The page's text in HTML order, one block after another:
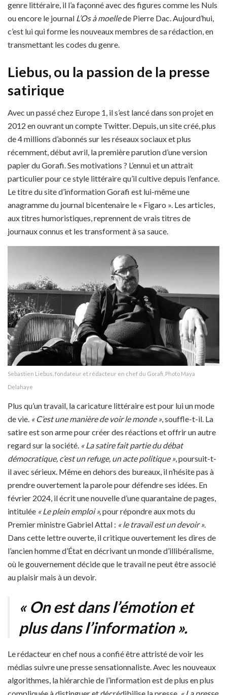
genre littéraire, il l’a façonné avec des figures comme les Nuls
ou encore le journal L’Os à moellede Pierre Dac. Aujourd’hui,
c’est lui qui forme les nouveaux membres de sa rédaction, en
transmettant les codes du genre.
Liebus, ou la passion de la presse
satirique
Avec un passé chez Europe 1, il s’est lancé dans son projet en
2012 en ouvrant un compte Twitter. Depuis, un site créé, plus
de 4 millions d’abonnés sur les réseaux sociaux et plus
récemment, début avril, la première parution d’une version
papier du Gorafi. Ses motivations ? L’ennui et un attrait
particulier pour ce style littéraire qu’il cultive depuis l’enfance.
Le titre du site d’information Gorafi est lui-même une
anagramme du journal bicentenaire le « Figaro ». Les articles,
aux titres humoristiques, reprennent de vrais titres de
journaux connus et les transforment à sa sauce.
Sebastien Liebus, fondateur et rédacteur en chef du Gorafi, Photo Maya
Delahaye
Plus qu’un travail, la caricature littéraire est pour lui un mode
de vie. « C’est une manière de voir le monde », souffle-t-il. La
satire est son arme pour créer des réactions et offrir un autre
regard sur la société. « La satire fait partie du débat
démocratique, c’est un refuge, un acte politique », poursuit-t-
il avec sérieux. Même en dehors des bureaux, il n’hésite pas à
prendre ouvertement la parole pour défendre ses idées. En
février 2024, il écrit une nouvelle d’une quarantaine de pages,
intitulée « Le plein emploi »,pour répondre aux mots du
Premier ministre Gabriel Attal : « le travail est un devoir ».
Dans cette lettre ouverte, il critique ouvertement les dires de
l’ancien homme d’État en décrivant un monde d’illibéralisme,
où le gouvernement décide que le travail ne peut être associé
au plaisir mais à un devoir.
« On est dans l’émotion et
plus dans l’information ».
Le rédacteur en chef nous a confié être attristé de voir les
médias suivre une presse sensationnaliste. Avec les nouveaux
algorithmes, la hiérarchie de l’information est de plus en plus